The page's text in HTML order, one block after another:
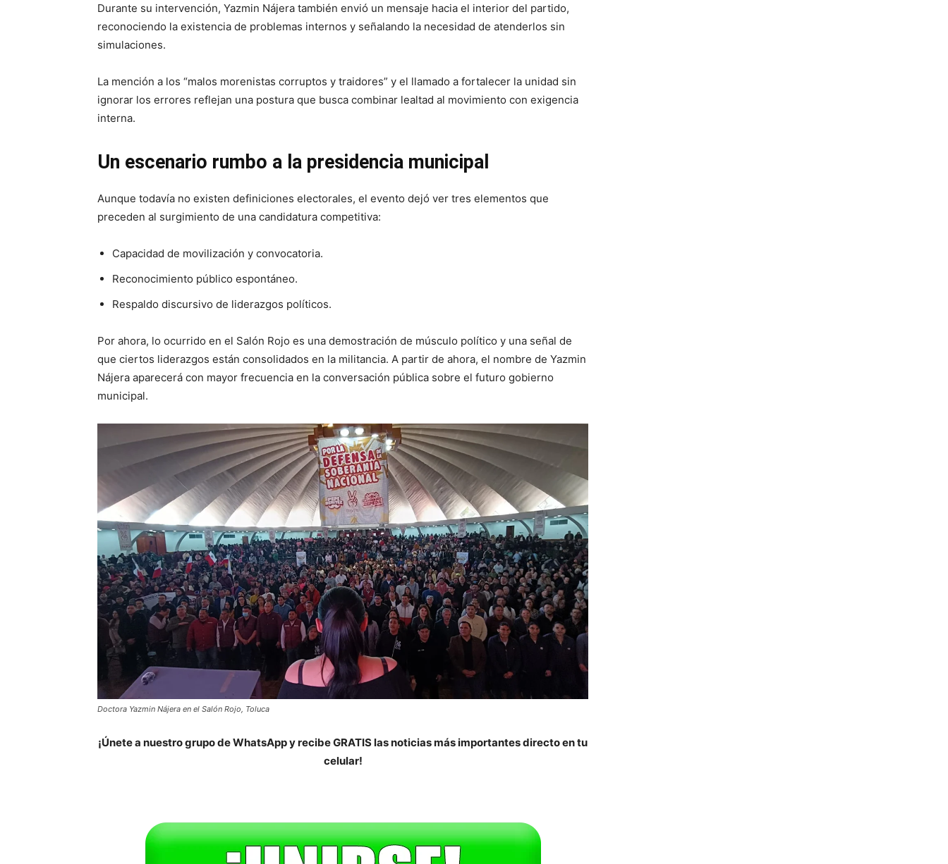
Durante su intervención, Yazmin Nájera también envió un mensaje hacia el interior del partido,
reconociendo la existencia de problemas internos y señalando la necesidad de atenderlos sin
simulaciones.
La mención a los “malos morenistas corruptos y traidores” y el llamado a fortalecer la unidad sin
ignorar los errores reflejan una postura que busca combinar lealtad al movimiento con exigencia
interna.
Un escenario rumbo a la presidencia municipal
Aunque todavía no existen definiciones electorales, el evento dejó ver tres elementos que
preceden al surgimiento de una candidatura competitiva:
Capacidad de movilización y convocatoria.
Reconocimiento público espontáneo.
Respaldo discursivo de liderazgos políticos.
Por ahora, lo ocurrido en el Salón Rojo es una demostración de músculo político y una señal de
que ciertos liderazgos están consolidados en la militancia. A partir de ahora, el nombre de Yazmin
Nájera aparecerá con mayor frecuencia en la conversación pública sobre el futuro gobierno
municipal.
Doctora Yazmin Nájera en el Salón Rojo, Toluca
¡Únete a nuestro grupo de WhatsApp y recibe GRATIS las noticias más importantes directo en tu
celular!